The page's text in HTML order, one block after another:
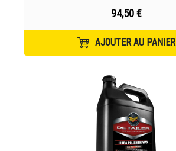
94,50 €
AJOUTER AU PANIER